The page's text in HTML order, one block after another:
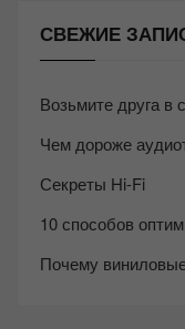
СВЕЖИЕ
Возьмите друга в
Чем дороже
Секреты Hi-Fi
10 способов
Почему